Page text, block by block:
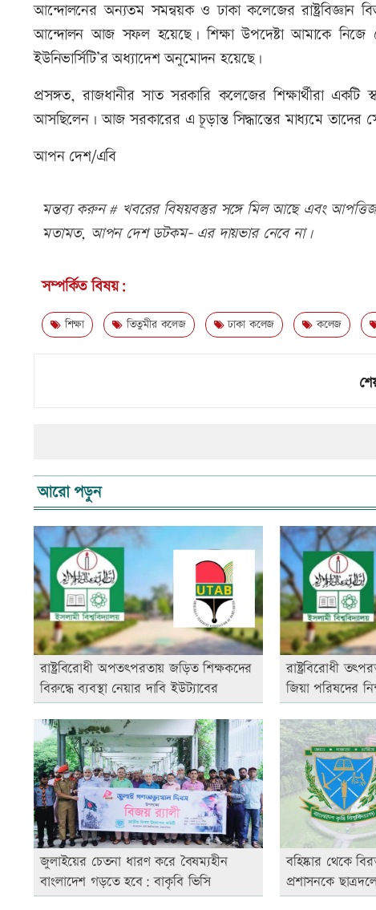
আন্দোলনের অন্যতম সমন্বয়ক ও ঢাকা কলেজের রাষ্ট্রবিজ্ঞান
আন্দোলন আজ সফল হয়েছে। শিক্ষা উপদেষ্টা আমাকে নিজে
ইউনিভার্সিটি’র অধ্যাদেশ অনুমোদন হয়েছে।
প্রসঙ্গত, রাজধানীর সাত সরকারি কলেজের শিক্ষার্থীরা একটি
আসছিলেন। আজ সরকারের এ চূড়ান্ত সিদ্ধান্তের মাধ্যমে তাদের
আপন দেশ/এবি
মন্তব্য করুন # খবরের বিষয়বস্তুর সঙ্গে মিল আছে এবং
মতামত, আপন দেশ ডটকম- এর দায়ভার নেবে না।
সম্পর্কিত বিষয়:
শিক্ষা তিতুমীর কলেজ ঢাকা কলেজ কলেজ
আরো পড়ুন
রাষ্ট্রবিরোধী অপতৎপরতায় জড়িত শিক্ষকদের
বিরুদ্ধে ব্যবস্থা নেয়ার দাবি ইউট্যাবের
রাষ্ট্রবিরোধী
জিয়া পরিষদের
জুলাইয়ের চেতনা ধারণ করে বৈষম্যহীন
বাংলাদেশ গড়তে হবে: বাকৃবি ভিসি
বহিষ্কার থেকে
প্রশাসনকে